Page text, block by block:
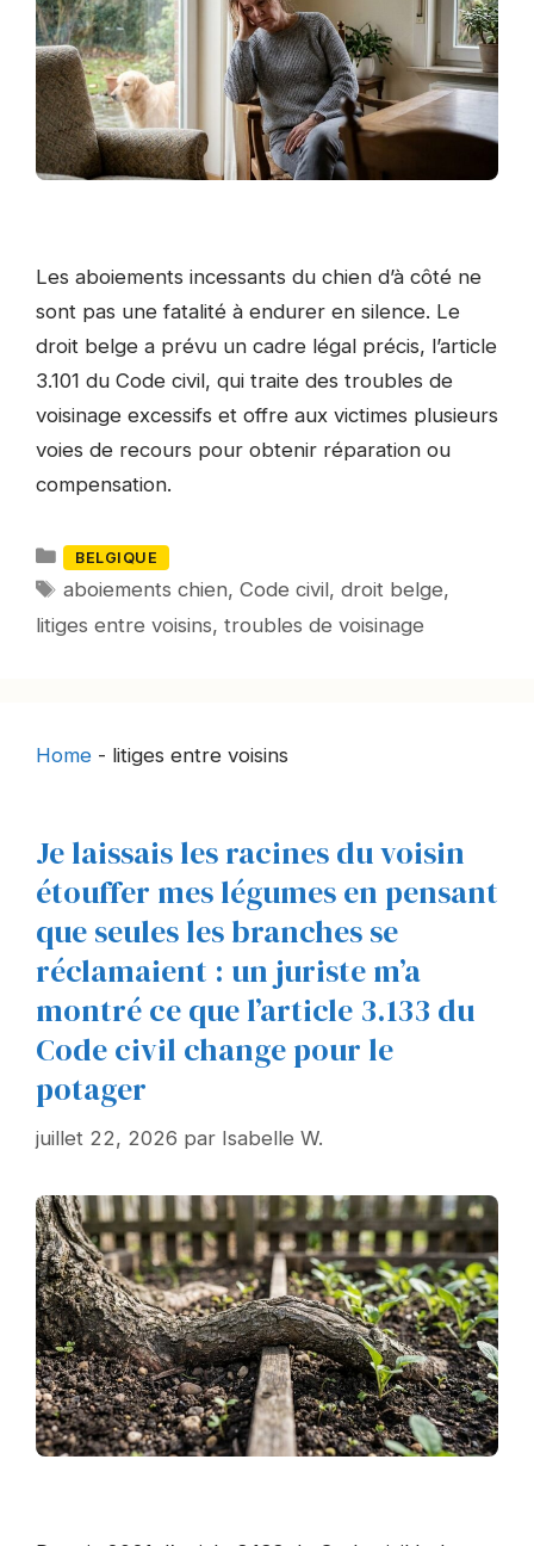
Les aboiements incessants du chien d’à côté ne
sont pas une fatalité à endurer en silence. Le
droit belge a prévu un cadre légal précis, l’article
3.101 du Code civil, qui traite des troubles de
voisinage excessifs et offre aux victimes plusieurs
voies de recours pour obtenir réparation ou
compensation.
Catégories
BELGIQUE
Mots-
aboiements chien,Code civil,droit belge,
litiges entre voisins, troubles de voisinage
Home - litiges entre voisins
Je laissais les racines du voisin
étouffer mes légumes en pensant
que seules les branches se
réclamaient : un juriste m’a
montré ce que l’article 3.133 du
Code civil change pour le
potager
juillet 22, 2026 par Isabelle W.